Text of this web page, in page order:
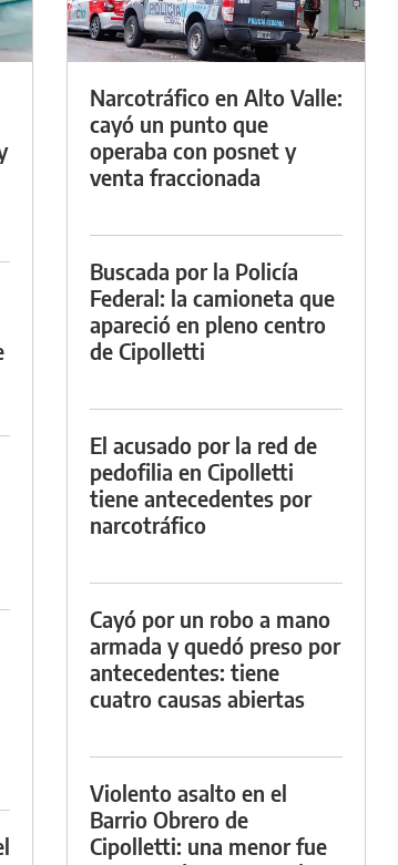
Narcotráfico en Alto Valle:
cayó un punto que
operaba con posnet y
venta fraccionada
Buscada por la Policía
Federal: la camioneta que
apareció en pleno centro
de Cipolletti
El acusado por la red de
pedofilia en Cipolletti
tiene antecedentes por
narcotráfico
Cayó por un robo a mano
armada y quedó preso por
antecedentes: tiene
cuatro causas abiertas
Violento asalto en el
Barrio Obrero de
Cipolletti: una menor fue